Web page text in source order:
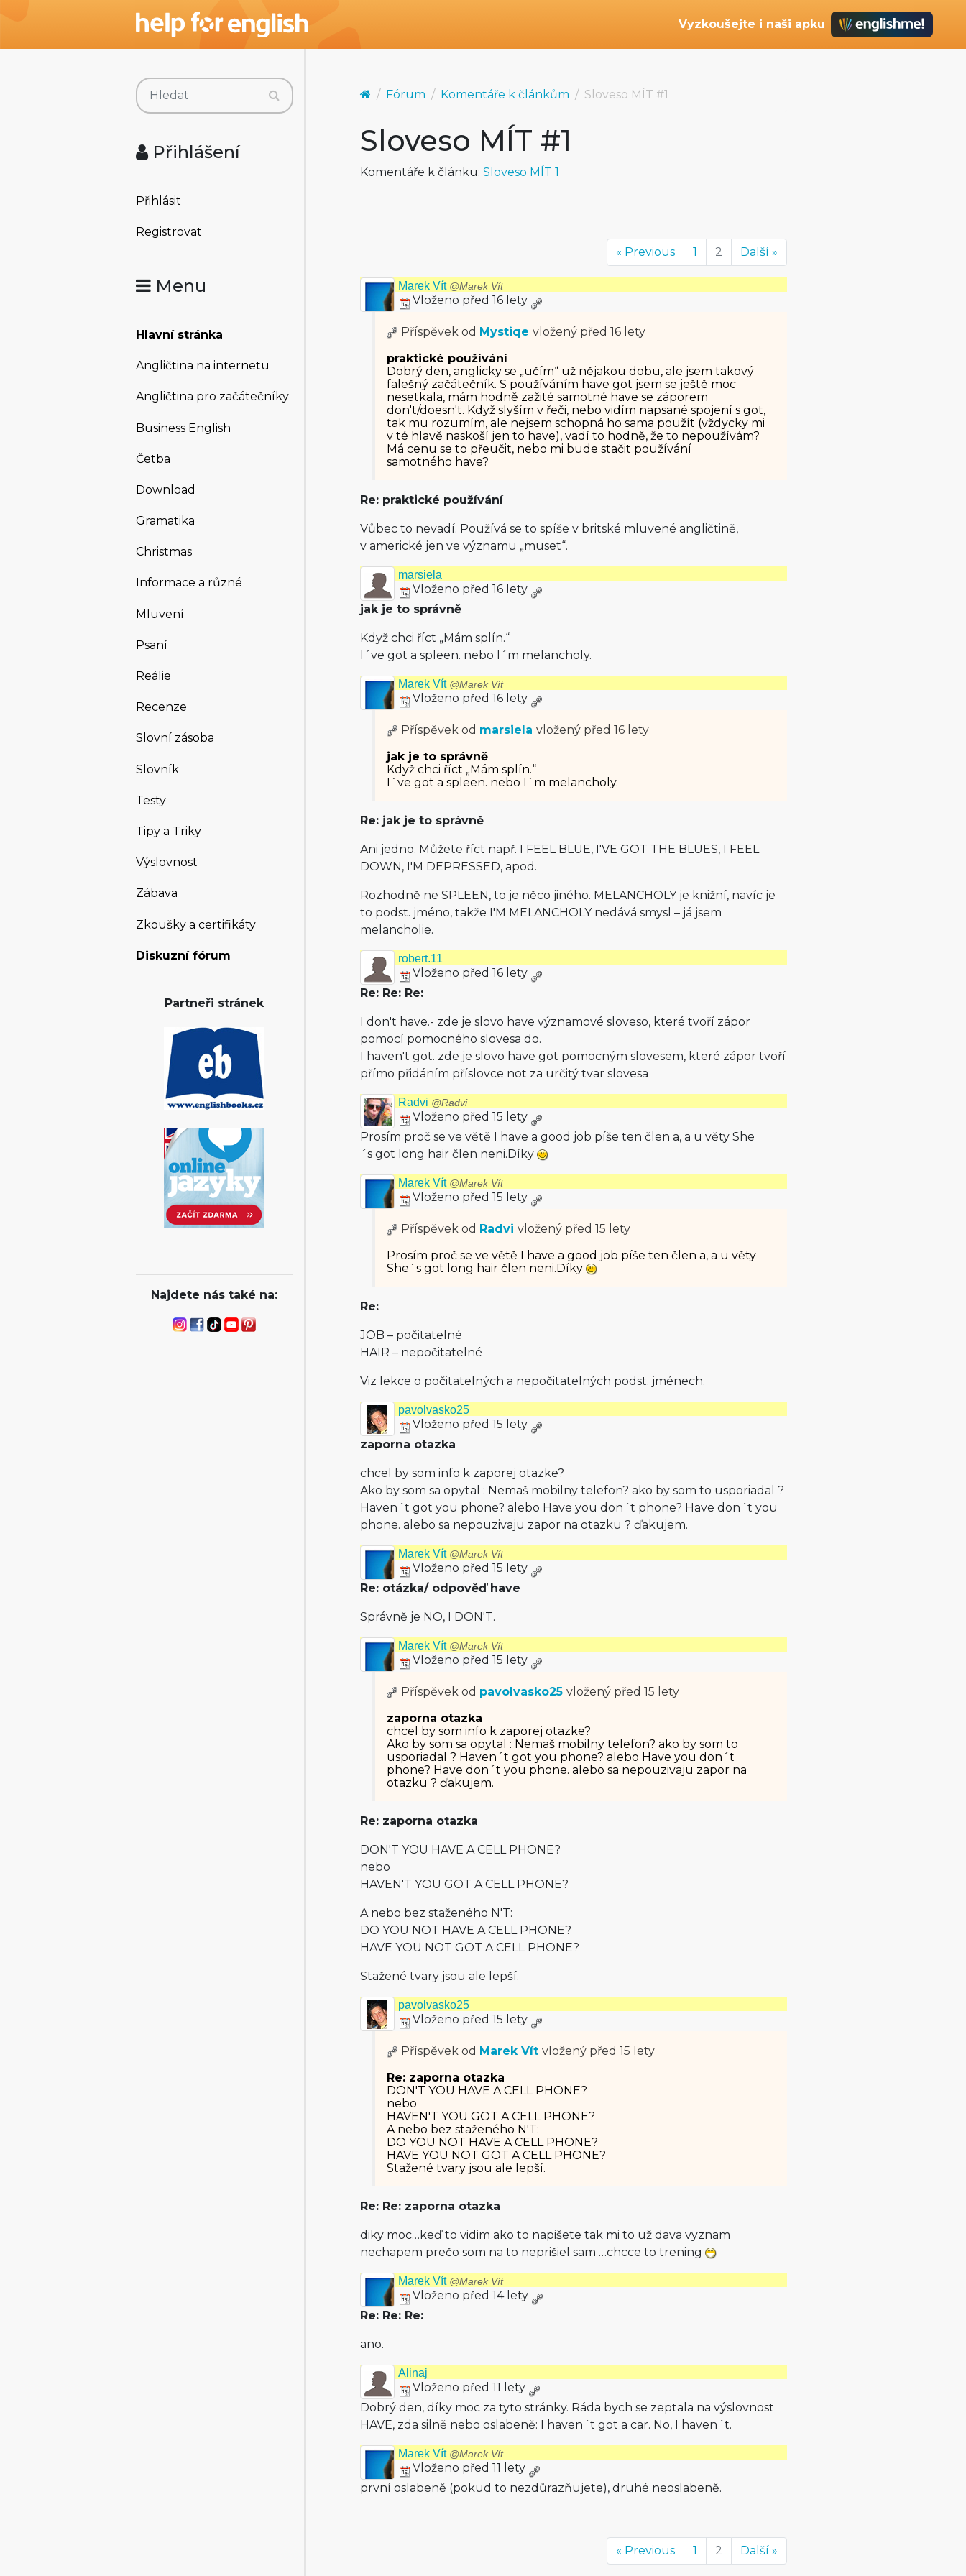
Vyzkoušejte i naši apku
Přihlášení
Přihlásit
Registrovat
Menu
Hlavní stránka
Angličtina na internetu
Angličtina pro začátečníky
Business English
Četba
Download
Gramatika
Christmas
Informace a různé
Mluvení
Psaní
Reálie
Recenze
Slovní zásoba
Slovník
Testy
Tipy a Triky
Výslovnost
Zábava
Zkoušky a certifikáty
Diskuzní fórum
Partneři stránek
Najdete nás také na:
Fórum Komentáře k článkům Sloveso MÍT #1
Sloveso MÍT #1
Komentáře k článku: Sloveso MÍT 1
« Previous 1 2 Další »
Marek Vít @Marek Vít
Vloženo před 16 lety
Příspěvek od Mystiqe vložený před 16 lety
praktické používání
Dobrý den, anglicky se „učím“ už nějakou dobu, ale jsem takový
falešný začátečník. S používáním have got jsem se ještě moc
nesetkala, mám hodně zažité samotné have se záporem
don't/doesn't. Když slyším v řeči, nebo vidím napsané spojení s got,
tak mu rozumím, ale nejsem schopná ho sama použít (vždycky mi
v té hlavě naskoší jen to have), vadí to hodně, že to nepoužívám?
Má cenu se to přeučit, nebo mi bude stačit používání
samotného have?
Re: praktické používání
Vůbec to nevadí. Používá se to spíše v britské mluvené angličtině,
v americké jen ve významu „muset“.
marsiela
Vloženo před 16 lety
jak je to správně
Když chci říct „Mám splín.“
I´ve got a spleen. nebo I´m melancholy.
Marek Vít @Marek Vít
Vloženo před 16 lety
Příspěvek od marsiela vložený před 16 lety
jak je to správně
Když chci říct „Mám splín.“
I´ve got a spleen. nebo I´m melancholy.
Re: jak je to správně
Ani jedno. Můžete říct např. I FEEL BLUE, I'VE GOT THE BLUES, I FEEL
DOWN, I'M DEPRESSED, apod.
Rozhodně ne SPLEEN, to je něco jiného. MELANCHOLY je knižní, navíc je
to podst. jméno, takže I'M MELANCHOLY nedává smysl – já jsem
melancholie.
robert.11
Vloženo před 16 lety
Re: Re: Re:
I don't have.- zde je slovo have významové sloveso, které tvoří zápor
pomocí pomocného slovesa do.
I haven't got. zde je slovo have got pomocným slovesem, které zápor tvoří
přímo přidáním příslovce not za určitý tvar slovesa
Radvi @Radvi
Vloženo před 15 lety
Prosím proč se ve větě I have a good job píše ten člen a, a u věty She
´s got long hair člen neni.Díky
Marek Vít @Marek Vít
Vloženo před 15 lety
Příspěvek od Radvi vložený před 15 lety
Prosím proč se ve větě I have a good job píše ten člen a, a u věty
She´s got long hair člen neni.Díky
Re:
JOB – počitatelné
HAIR – nepočitatelné
Viz lekce o počitatelných a nepočitatelných podst. jménech.
pavolvasko25
Vloženo před 15 lety
zaporna otazka
chcel by som info k zaporej otazke?
Ako by som sa opytal : Nemaš mobilny telefon? ako by som to usporiadal ?
Haven´t got you phone? alebo Have you don´t phone? Have don´t you
phone. alebo sa nepouzivaju zapor na otazku ? ďakujem.
Marek Vít @Marek Vít
Vloženo před 15 lety
Re: otázka/ odpověď have
Správně je NO, I DON'T.
Marek Vít @Marek Vít
Vloženo před 15 lety
Příspěvek od pavolvasko25 vložený před 15 lety
zaporna otazka
chcel by som info k zaporej otazke?
Ako by som sa opytal : Nemaš mobilny telefon? ako by som to
usporiadal ? Haven´t got you phone? alebo Have you don´t
phone? Have don´t you phone. alebo sa nepouzivaju zapor na
otazku ? ďakujem.
Re: zaporna otazka
DON'T YOU HAVE A CELL PHONE?
nebo
HAVEN'T YOU GOT A CELL PHONE?
A nebo bez staženého N'T:
DO YOU NOT HAVE A CELL PHONE?
HAVE YOU NOT GOT A CELL PHONE?
Stažené tvary jsou ale lepší.
pavolvasko25
Vloženo před 15 lety
Příspěvek od Marek Vít vložený před 15 lety
Re: zaporna otazka
DON'T YOU HAVE A CELL PHONE?
nebo
HAVEN'T YOU GOT A CELL PHONE?
A nebo bez staženého N'T:
DO YOU NOT HAVE A CELL PHONE?
HAVE YOU NOT GOT A CELL PHONE?
Stažené tvary jsou ale lepší.
Re: Re: zaporna otazka
diky moc…keď to vidim ako to napišete tak mi to už dava vyznam
nechapem prečo som na to neprišiel sam …chcce to trening
Marek Vít @Marek Vít
Vloženo před 14 lety
Re: Re: Re:
ano.
Alinaj
Vloženo před 11 lety
Dobrý den, díky moc za tyto stránky. Ráda bych se zeptala na výslovnost
HAVE, zda silně nebo oslabeně: I haven´t got a car. No, I haven´t.
Marek Vít @Marek Vít
Vloženo před 11 lety
první oslabeně (pokud to nezdůrazňujete), druhé neoslabeně.
« Previous 1 2 Další »